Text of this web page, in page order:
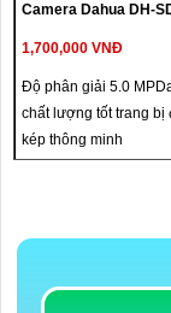
Camera Dahua DH-
1,700,000 VNĐ
Độ phân giải 5.0
chất lượng tốt trang bị
kép thông minh